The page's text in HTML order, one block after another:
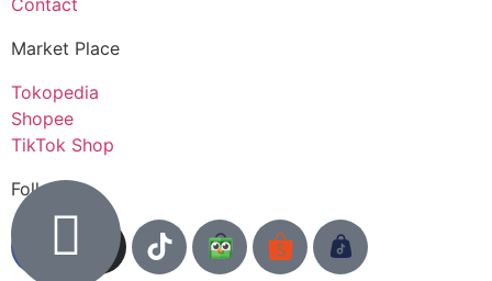
Market Place
Tokopedia
Shopee
TikTok Shop
Follow us